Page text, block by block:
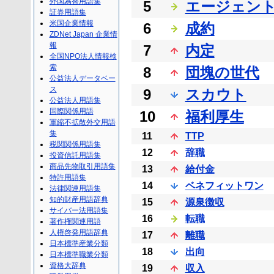
5
エージェン
6
成約
7
内定
8
団塊の世代
9
スカウト
10
福利厚生
11
TTP
12
辞職
13
給付金
14
ベネフィットワン
15
源泉徴収
16
転職
17
離職
18
出向
19
収入
証券用語集
米国企業情報
ZDNet Japan 企業情
報
全国NPO法人情報検
索
公益法人データベー
ス
公益法人用語集
国際関係用語
軍縮不拡散外交用語
集
税関関係用語集
投資信託用語集
商品先物取引用語集
特許用語集
法律関連用語集
知的財産用語辞典
サイバー法用語集
著作権関連用語
人権啓発用語辞典
日本標準産業分類
日本標準職業分類
資格大辞典